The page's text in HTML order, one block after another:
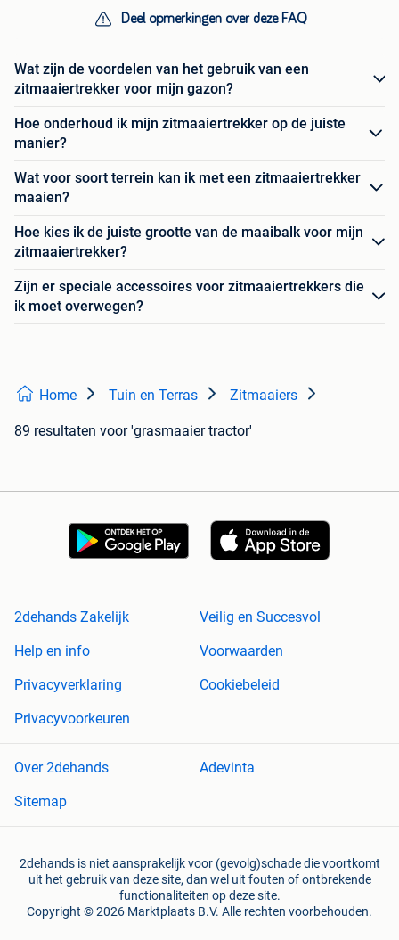
Deel opmerkingen over deze FAQ
Wat zijn de voordelen van het gebruik van een
zitmaaiertrekker voor mijn gazon?
Hoe onderhoud ik mijn zitmaaiertrekker op de juiste
manier?
Wat voor soort terrein kan ik met een zitmaaiertrekker
maaien?
Hoe kies ik de juiste grootte van de maaibalk voor mijn
zitmaaiertrekker?
Zijn er speciale accessoires voor zitmaaiertrekkers die
ik moet overwegen?
Home Tuin en Terras Zitmaaiers
89 resultaten voor 'grasmaaier tractor'
2dehands Zakelijk
Veilig en Succesvol
Help en info
Voorwaarden
Privacyverklaring
Cookiebeleid
Privacyvoorkeuren
Over 2dehands
Adevinta
Sitemap
2dehands is niet aansprakelijk voor (gevolg)schade die voortkomt
uit het gebruik van deze site, dan wel uit fouten of ontbrekende
functionaliteiten op deze site.
Copyright © 2026 Marktplaats B.V. Alle rechten voorbehouden.